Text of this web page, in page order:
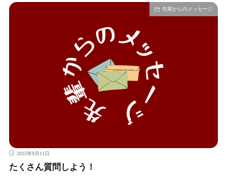
先輩からのメッセージ
2025年9月11日
たくさん質問しよう！